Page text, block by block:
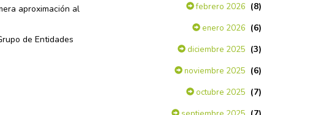
aproximación al
de Entidades
febrero 2026 (8)
enero 2026 (6)
diciembre 2025 (3)
noviembre 2025 (6)
octubre 2025 (7)